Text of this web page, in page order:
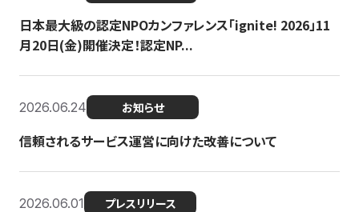
日本最大級の認定NPOカンファレンス「ignite! 2026」11
月20日(金)開催決定！認定NP...
2026.06.24 お知らせ
信頼されるサービス運営に向けた改善について
2026.06.01 プレスリリース